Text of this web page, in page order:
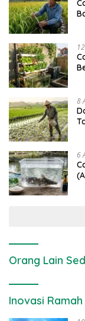
8
6
Orang Lain
Inovasi